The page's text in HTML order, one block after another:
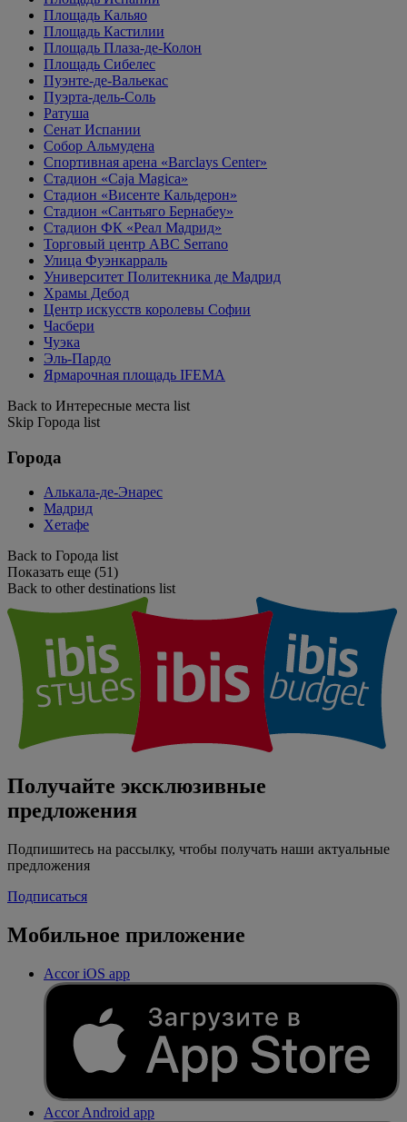
Площадь Кальяо
Площадь Кастилии
Площадь Плаза-де-Колон
Площадь Сибелес
Пуэнте-де-Вальекас
Пуэрта-дель-Соль
Ратуша
Сенат Испании
Собор Альмудена
Спортивная арена «Barclays Center»
Стадион «Caja Magica»
Стадион «Висенте Кальдерон»
Стадион «Сантьяго Бернабеу»
Стадион ФК «Реал Мадрид»
Торговый центр ABC Serrano
Улица Фуэнкарраль
Университет Политекника де Мадрид
Храмы Дебод
Центр искусств королевы Софии
Часбери
Чуэка
Эль-Пардо
Ярмарочная площадь IFEMA
Back to Интересные места list
Skip Города list
Города
Алькала-де-Энарес
Мадрид
Хетафе
Back to Города list
Показать еще (51)
Back to other destinations list
Получайте эксклюзивные
предложения
Подпишитесь на рассылку, чтобы получать наши актуальные
предложения
Подписаться
Мобильное приложение
Accor iOS app
Accor Android app